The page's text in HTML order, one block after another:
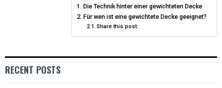
K S
T
N
Die Technik hinter einer gewichteten Decke
Für wen ist eine gewichtete Decke geeignet?
Share this post:
RECENT POSTS